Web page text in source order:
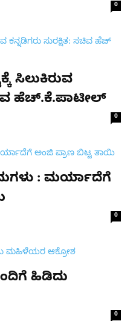
0
ಸಿಲುಕಿರುವ
ಹೆಚ್​.ಕೆ.ಪಾಟೀಲ್​
0
: ಮರ್ಯಾದೆಗೆ
0
ಹಿಡಿದು
0